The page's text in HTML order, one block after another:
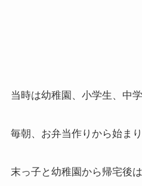
当時は幼稚園、小学生、中
毎朝、お弁当作りから始まり
末っ子と幼稚園から帰宅後は